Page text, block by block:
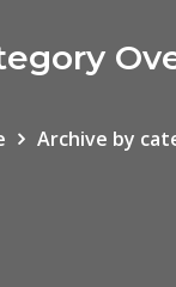
Archive by